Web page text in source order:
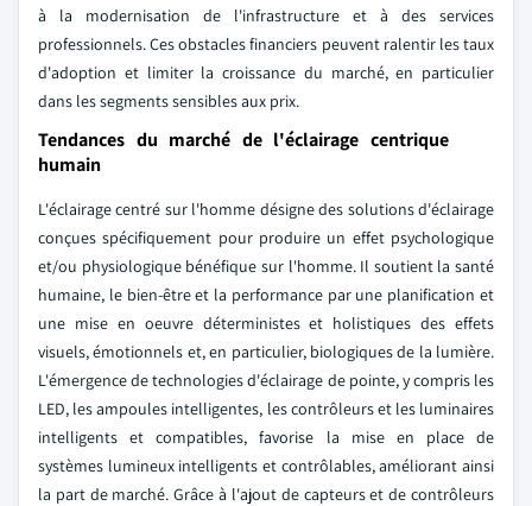
à la modernisation de l'infrastructure et à des services
professionnels. Ces obstacles financiers peuvent ralentir les taux
d'adoption et limiter la croissance du marché, en particulier
dans les segments sensibles aux prix.
Tendances du marché de l'éclairage centrique
humain
L'éclairage centré sur l'homme désigne des solutions d'éclairage
conçues spécifiquement pour produire un effet psychologique
et/ou physiologique bénéfique sur l'homme. Il soutient la santé
humaine, le bien-être et la performance par une planification et
une mise en oeuvre déterministes et holistiques des effets
visuels, émotionnels et, en particulier, biologiques de la lumière.
L'émergence de technologies d'éclairage de pointe, y compris les
LED, les ampoules intelligentes, les contrôleurs et les luminaires
intelligents et compatibles, favorise la mise en place de
systèmes lumineux intelligents et contrôlables, améliorant ainsi
la part de marché. Grâce à l'ajout de capteurs et de contrôleurs